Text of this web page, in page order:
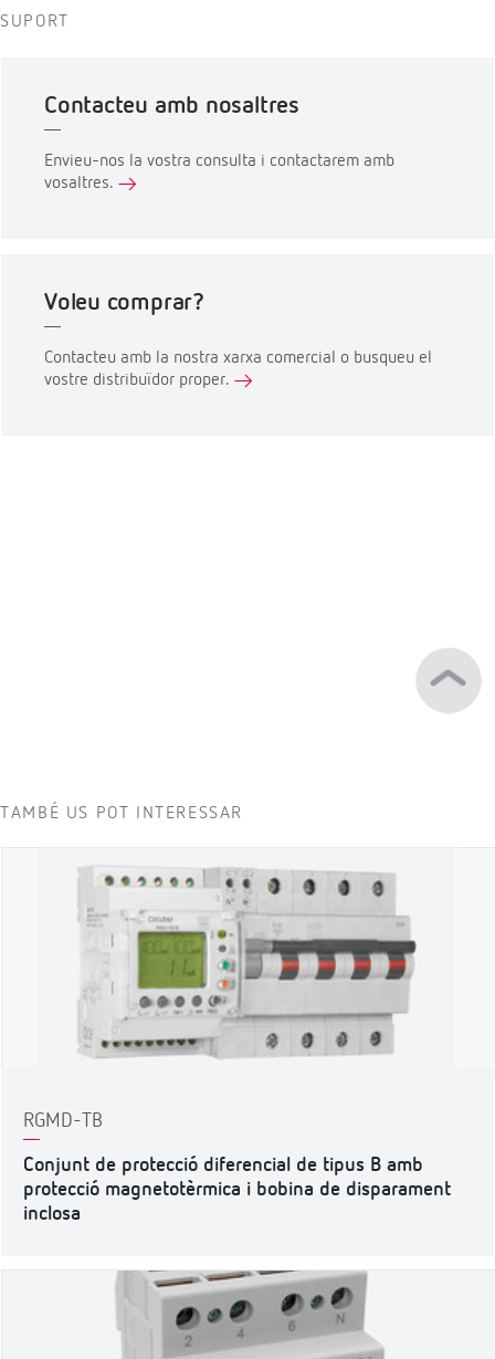
SUPORT
Contacteu amb nosaltres
Envieu-nos la vostra consulta i contactarem amb
vosaltres.
Voleu comprar?
Contacteu amb la nostra xarxa comercial o busqueu el
vostre distribuïdor proper.
TAMBÉ US POT INTERESSAR
RGMD-TB
Conjunt de protecció diferencial de tipus B amb
protecció magnetotèrmica i bobina de disparament
inclosa